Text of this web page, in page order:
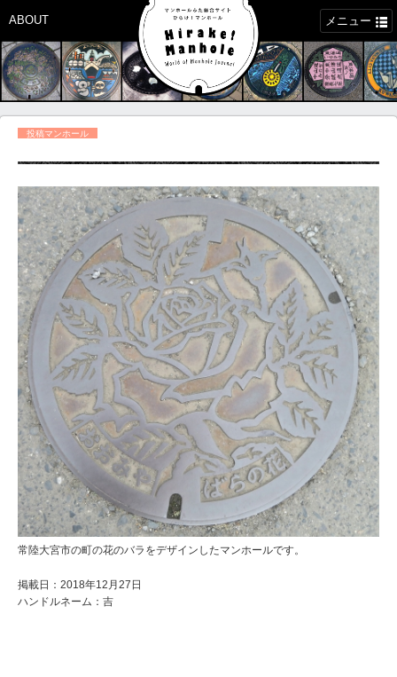
ABOUT メニュー
投稿マンホール
常陸大宮市の町の花のバラをデザインしたマンホールです。
掲載日：2018年12月27日
ハンドルネーム：吉